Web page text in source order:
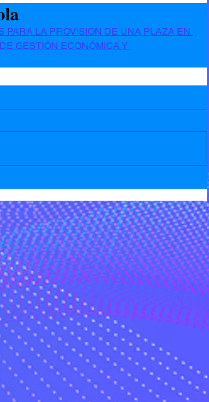
PARA LA PROVISION DE UNA PLAZA EN
GESTIÓN ECONÓMICA Y